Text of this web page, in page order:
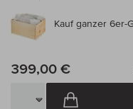
Kauf ganzer 6er-
399,00 €